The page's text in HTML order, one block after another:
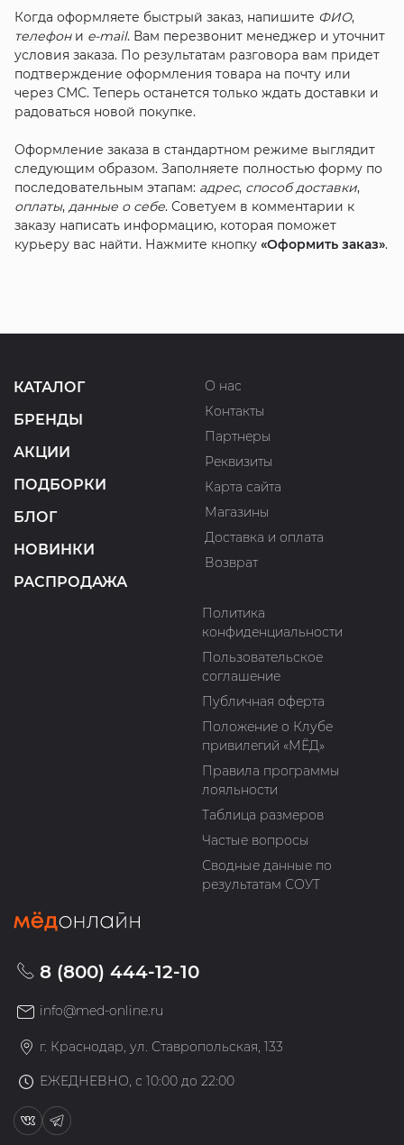
Когда оформляете быстрый заказ, напишите ФИО,
телефони e-mail. Вам перезвонит менеджер и уточнит
условия заказа. По результатам разговора вам придет
подтверждение оформления товара на почту или
через СМС. Теперь останется только ждать доставки и
радоваться новой покупке.
Оформление заказа в стандартном режиме выглядит
следующим образом. Заполняете полностью форму по
последовательным этапам: адрес, способ доставки,
оплаты, данные о себе. Советуем в комментарии к
заказу написать информацию, которая поможет
курьеру вас найти. Нажмите кнопку «Оформить заказ».
КАТАЛОГ
БРЕНДЫ
АКЦИИ
ПОДБОРКИ
БЛОГ
НОВИНКИ
РАСПРОДАЖА
О нас
Контакты
Партнеры
Реквизиты
Карта сайта
Магазины
Доставка и оплата
Возврат
Политика
конфиденциальности
Пользовательское
соглашение
Публичная оферта
Положение о Клубе
привилегий «МЁД»
Правила программы
лояльности
Таблица размеров
Частые вопросы
Сводные данные по
результатам СОУТ
8 (800) 444-12-10
info@med-online.ru
г. Краснодар, ул. Ставропольская, 133
ЕЖЕДНЕВНО, с 10:00 до 22:00